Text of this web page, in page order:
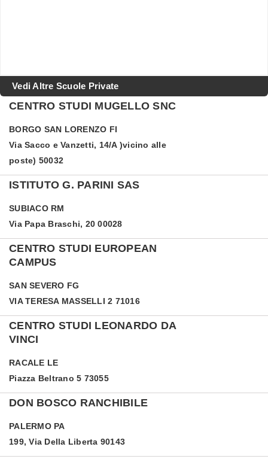
Vedi Altre Scuole Private
CENTRO STUDI MUGELLO SNC
BORGO SAN LORENZO FI
Via Sacco e Vanzetti, 14/A )vicino alle
poste) 50032
ISTITUTO G. PARINI SAS
SUBIACO RM
Via Papa Braschi, 20 00028
CENTRO STUDI EUROPEAN
CAMPUS
SAN SEVERO FG
VIA TERESA MASSELLI 2 71016
CENTRO STUDI LEONARDO DA
VINCI
RACALE LE
Piazza Beltrano 5 73055
DON BOSCO RANCHIBILE
PALERMO PA
199, Via Della Liberta 90143